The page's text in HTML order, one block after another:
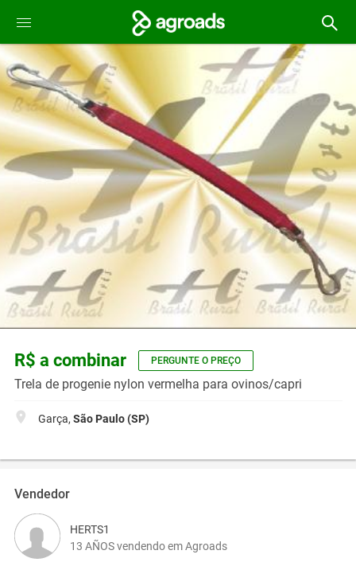
R$ a combinar PERGUNTE O PREÇO
Trela de progenie nylon vermelha para ovinos/capri
Garça, São Paulo (SP)
Vendedor
HERTS1
13 AÑOS vendendo em Agroads